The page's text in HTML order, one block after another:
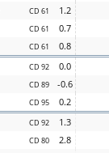
CD 61
1.2
CD 61
0.7
CD 61 0.8
CD 92
0.0
CD 89
-0.6
CD 95
0.2
CD 92
1.3
CD 80
2.8